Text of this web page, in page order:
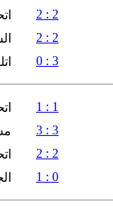
2 : 2
2 : 2
3 : 0
1 : 1
3 : 3
2 : 2
0 : 1